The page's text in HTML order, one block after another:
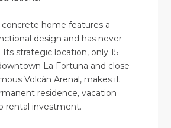
concrete home features a
design and has never
strategic location, only 15
La Fortuna and close
Volcán Arenal, makes it
residence, vacation
rental investment.